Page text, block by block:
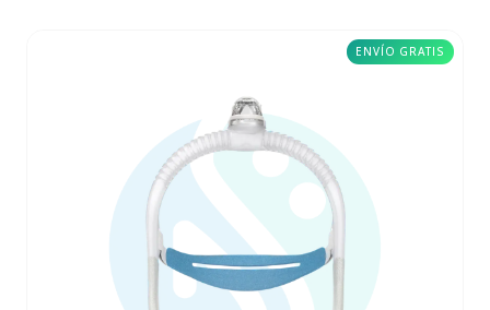
ENVÍO GRATIS